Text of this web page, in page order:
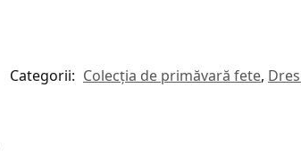
Categorii: Colecția de primăvară fete,